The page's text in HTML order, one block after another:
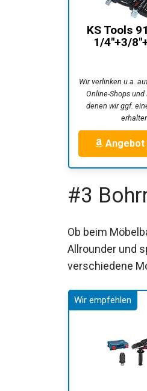
KS Tools
1/4"+3/
Wir verlinken u.a.
Online-Shops und
denen wir ggf.
Angebot
#3
Ob beim
Allrounder und
verschiedene